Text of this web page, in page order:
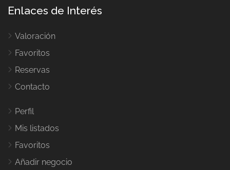
Enlaces de Interés
Valoración
Favoritos
Reservas
Contacto
Perfil
Mis listados
Favoritos
Añadir negocio